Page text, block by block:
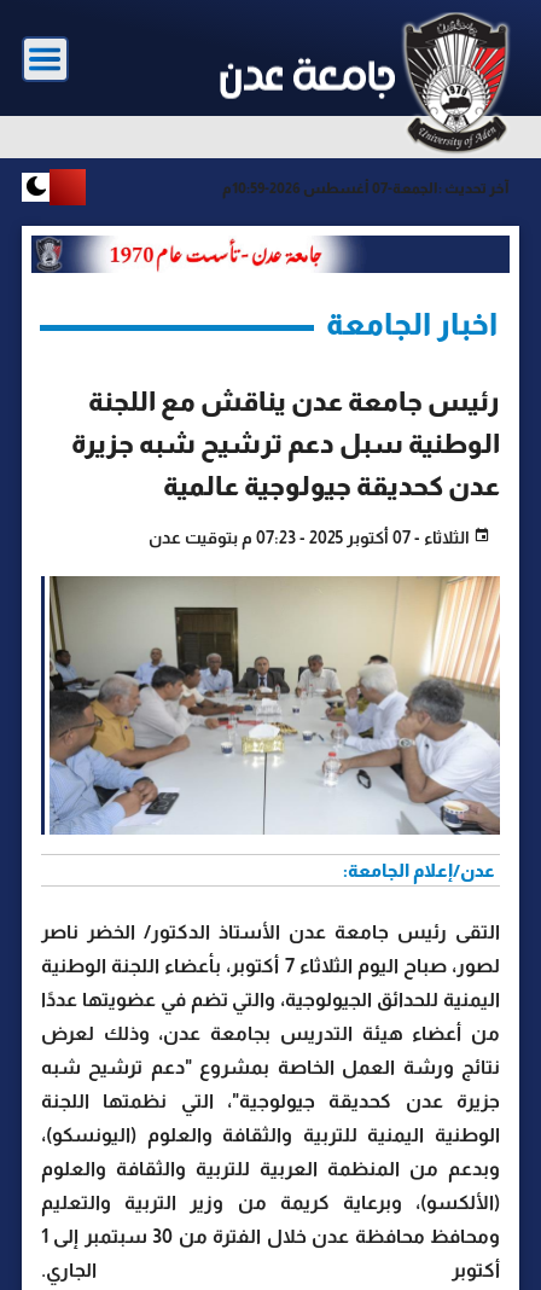
آخر تحديث : الجمعة-07 أغسطس 2026-10:59م
اخبار الجامعة
رئيس جامعة عدن يناقش مع اللجنة
الوطنية سبل دعم ترشيح شبه جزيرة
عدن كحديقة جيولوجية عالمية
الثلاثاء - 07 أكتوبر 2025 - 07:23 م بتوقيت عدن
عدن/إعلام الجامعة:
التقى رئيس جامعة عدن الأستاذ الدكتور/ الخضر ناصر
لصور، صباح اليوم الثلاثاء 7 أكتوبر، بأعضاء اللجنة الوطنية
اليمنية للحدائق الجيولوجية، والتي تضم في عضويتها عددًا
من أعضاء هيئة التدريس بجامعة عدن، وذلك لعرض
نتائج ورشة العمل الخاصة بمشروع "دعم ترشيح شبه
جزيرة عدن كحديقة جيولوجية"، التي نظمتها اللجنة
الوطنية اليمنية للتربية والثقافة والعلوم (اليونسكو)،
وبدعم من المنظمة العربية للتربية والثقافة والعلوم
(الألكسو)، وبرعاية كريمة من وزير التربية والتعليم
ومحافظ محافظة عدن خلال الفترة من 30 سبتمبر إلى 1
أكتوبر الجاري.